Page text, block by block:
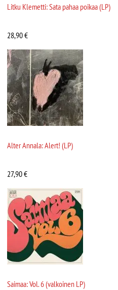
Litku Klemetti: Sata pahaa poikaa (LP)
28,90€
Alter Annala: Alert! (LP)
27,90€
Saimaa: Vol. 6 (valkoinen LP)